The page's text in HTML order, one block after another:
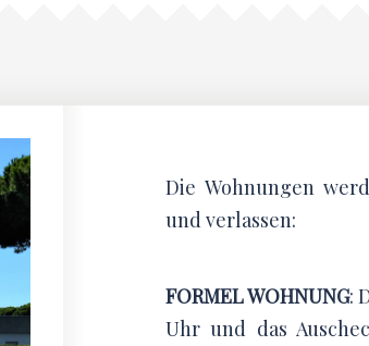
Die Wohnungen
und verlassen:
FORMEL WOHNUNG:
Uhr und das